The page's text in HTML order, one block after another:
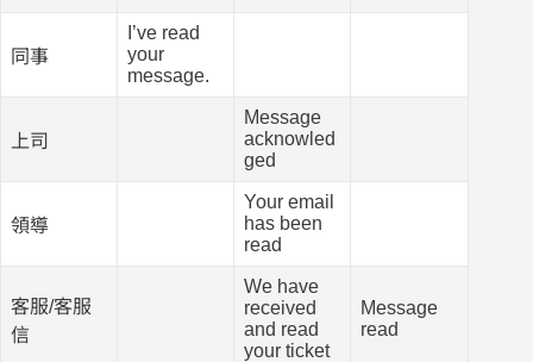
同事
I’ve read
your
message.
上司
Message
acknowled
ged
領導
Your email
has been
read
客服/客服
信
We have
received
and read
your ticket
Message
read